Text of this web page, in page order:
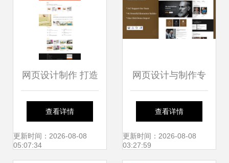
网页设计制作 打造
高效网站模板的核
心策略
查看详情
更新时间：2026-08-08
05:07:34
网页设计与制作专
业课程 搭建数字世
界的钥匙
查看详情
更新时间：2026-08-08
03:27:59